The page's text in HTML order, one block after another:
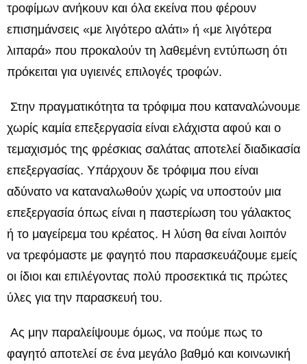
τροφίμων ανήκουν και όλα εκείνα που φέρουν
επισημάνσεις «με λιγότερο αλάτι» ή «με λιγότερα
λιπαρά» που προκαλούν τη λαθεμένη εντύπωση ότι
πρόκειται για υγιεινές επιλογές τροφών.
Στην πραγματικότητα τα τρόφιμα που καταναλώνουμε
χωρίς καμία επεξεργασία είναι ελάχιστα αφού και ο
τεμαχισμός της φρέσκιας σαλάτας αποτελεί διαδικασία
επεξεργασίας. Υπάρχουν δε τρόφιμα που είναι
αδύνατο να καταναλωθούν χωρίς να υποστούν μια
επεξεργασία όπως είναι η παστερίωση του γάλακτος
ή το μαγείρεμα του κρέατος. Η λύση θα είναι λοιπόν
να τρεφόμαστε με φαγητό που παρασκευάζουμε εμείς
οι ίδιοι και επιλέγοντας πολύ προσεκτικά τις πρώτες
ύλες για την παρασκευή του.
Ας μην παραλείψουμε όμως, να πούμε πως το
φαγητό αποτελεί σε ένα μεγάλο βαθμό και κοινωνική